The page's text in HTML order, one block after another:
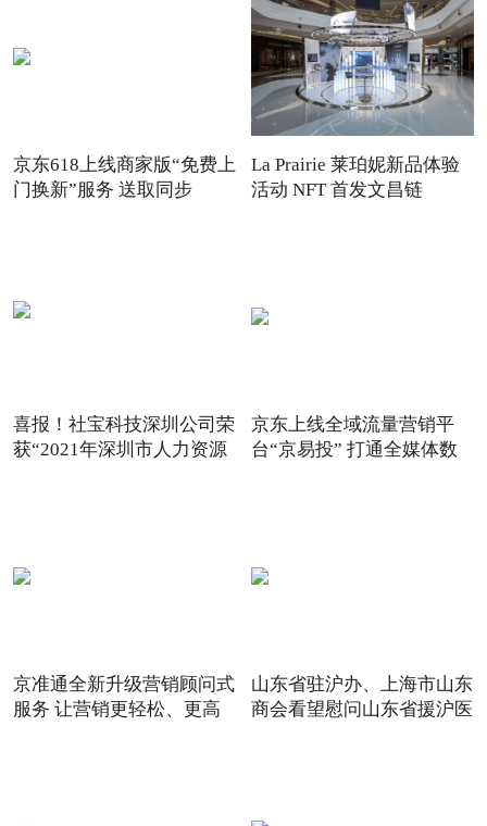
京东618上线商家版“免费上
门换新”服务 送取同步
La Prairie 莱珀妮新品体验
活动 NFT 首发文昌链
喜报！社宝科技深圳公司荣
获“2021年深圳市人力资源
京东上线全域流量营销平
台“京易投” 打通全媒体数
京准通全新升级营销顾问式
服务 让营销更轻松、更高
山东省驻沪办、上海市山东
商会看望慰问山东省援沪医